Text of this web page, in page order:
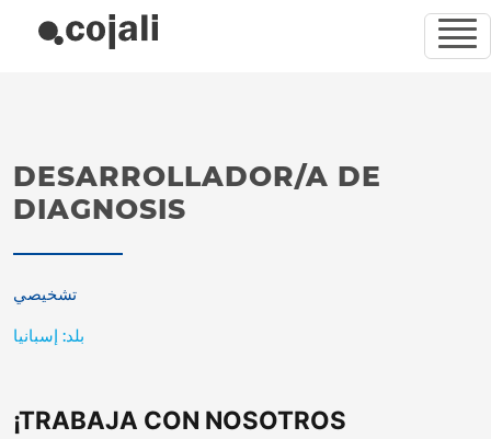
DESARROLLADOR/A DE
DIAGNOSIS
تشخيصي
بلد: إسبانيا
¡TRABAJA CON NOSOTROS